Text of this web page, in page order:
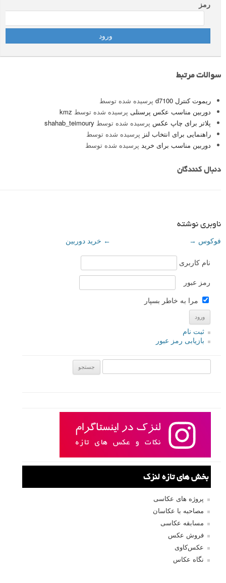
رمز
سوالات مرتبط
ریموت کنترل d7100
پرسیده شده توسط
دوربین مناسب عکس پرسنلی پرسیده شده توسط kmz
پلاتر برای چاپ عکس پرسیده شده توسط shahab_teimoury
راهنمایی برای انتخاب لنز پرسیده شده توسط
دوربین مناسب برای خرید پرسیده شده توسط
دنبال کنندگان
ناوبری نوشته
← خرید دوربین فوکوس →
نام کاربری
رمز عبور
مرا به خاطر بسپار
ثبت نام
بازیابی رمز عبور
بخش های تازه لنزک
پروژه های عکاسی
مصاحبه با عکاسان
مسابقه عکاسی
فروش عکس
عکس‌کاوی
نگاه عکاس